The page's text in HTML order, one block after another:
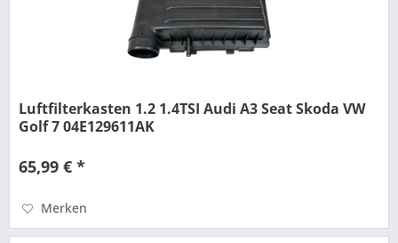
Luftfilterkasten 1.2 1.4TSI Audi A3 Seat Skoda VW
Golf 7 04E129611AK
65,99 € *
Merken